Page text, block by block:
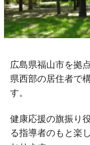
広島県福山市を拠
県西部の居住者で
す。
健康応援の旗振り
る指導者のもと楽